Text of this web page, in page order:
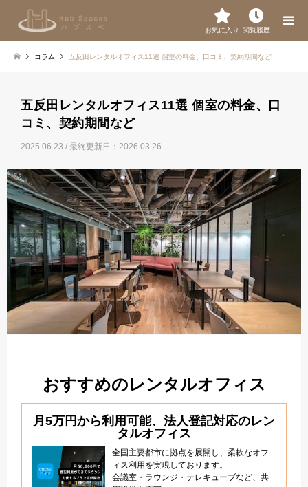
お気に入り 閲覧履歴
コラム 五反田レンタルオフィス11選 個室の料金、口コミ、契約期間など
五反田レンタルオフィス11選 個室の料金、口
コミ、契約期間など
2025.06.23 / 最終更新日：2026.03.26
おすすめのレンタルオフィス
月5万円から利用可能、法人登記対応のレン
タルオフィス
全国主要都市に拠点を展開し、柔軟なオフ
ィス利用を実現しております。
会議室・ラウンジ・テレキューブなど、共